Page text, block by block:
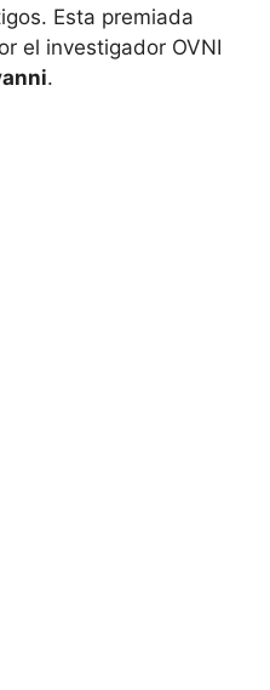
Esta premiada
el investigador OVNI
.